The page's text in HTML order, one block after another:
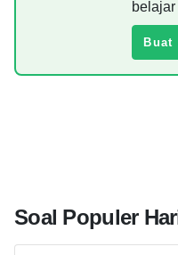
Buat
Soal Populer